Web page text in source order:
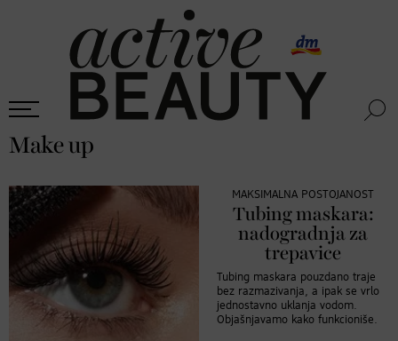
Make up
MAKSIMALNA POSTOJANOST
Tubing maskara:
nadogradnja za
trepavice
Tubing maskara pouzdano traje
bez razmazivanja, a ipak se vrlo
jednostavno uklanja vodom.
Objašnjavamo kako funkcioniše.